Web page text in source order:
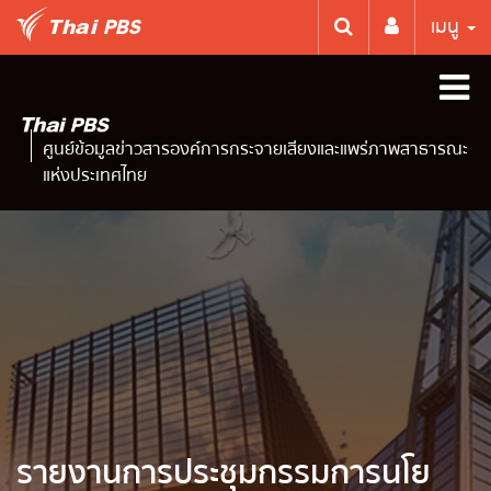
เมนู
ศูนย์ข้อมูลข่าวสารองค์การกระจายเสียงและแพร่ภาพสาธารณะ
แห่งประเทศไทย
รายงานการประชุมกรรมการนโย